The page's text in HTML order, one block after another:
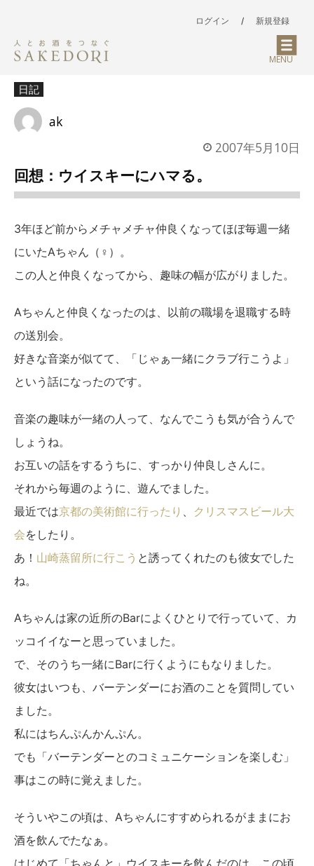
ログイン / 新規登録
MENU
日記
ak
2007年5月10日
回想：ウイスキーにハマる。
3年ほど前からメチャメチャ仲良くなってほぼ毎週一緒
にいたAちゃん（♀）。
この人と仲良くなってから、趣味の幅が広がりました。
Aちゃんと仲良くなったのは、以前の職場を退職する時
の送別会。
好きな音楽が似てて、「じゃぁ一緒にクラブ行こうよ」
という話になったのです。
音楽の趣味が一緒の人って、なんでこうも気が合うんで
しょうね。
お互いの話をするうちに、すっかり仲良しさんに。
それから毎週のように、遊んでました。
最近では京都の美術館に行ったり 、 クリスマスビール大
会をしたり。
あ！ 山崎蒸留所に行こう と誘ってくれたのも彼女でした
ね。
Aちゃんは家の近所のBarによくひとりで行っていて、カ
ッコイイなーと思っていました。
で、そのうち一緒にBarに行くようにもなりました。
彼女はいつも、バーテンダーにお酒のことを質問してい
ました。
私にはちんぷんかんぷん。
でも「バーテンダーとのコミュニケーションを楽しむ」
事はこの時に覚えました。
そういやこの頃は、Aちゃんにすすめられるがままにお
酒を飲んでたなぁ。